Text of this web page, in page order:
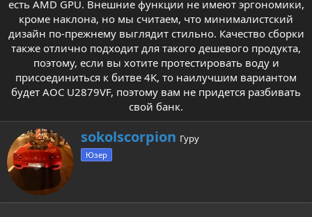
есть AMD GPU. Внешние функции не имеют эргономики,
кроме наклона, но мы считаем, что минималистский
дизайн по-прежнему выглядит стильно. Качество сборки
также отлично подходит для такого дешевого продукта,
поэтому, если вы хотите протестировать воду и
присоединиться к битве 4K, то наилучшим вариантом
будет AOC U2879VF, поэтому вам не придется разбивать
свой банк.​
А
в
sokolscorpion Гуру
Юзер